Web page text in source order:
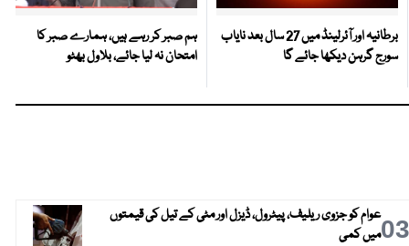
برطانیہ اور آئرلینڈ میں 27 سال بعد نایاب
سورج گرہن دیکھا جائے گا
ہم صبر کر رہے ہیں، ہمارے صبر کا
امتحان نہ لیا جائے، بلاول بھٹو
03عوام کو جزوی ریلیف، پیٹرول، ڈیزل اور مٹی کے تیل کی قیمتوں
میں کمی